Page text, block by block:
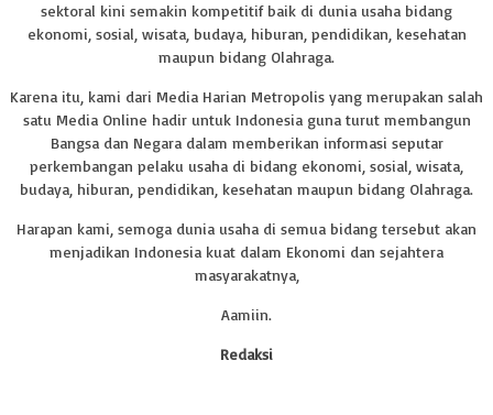
sektoral kini semakin kompetitif baik di dunia usaha bidang
ekonomi, sosial, wisata, budaya, hiburan, pendidikan, kesehatan
maupun bidang Olahraga.
Karena itu, kami dari Media Harian Metropolis yang merupakan salah
satu Media Online hadir untuk Indonesia guna turut membangun
Bangsa dan Negara dalam memberikan informasi seputar
perkembangan pelaku usaha di bidang ekonomi, sosial, wisata,
budaya, hiburan, pendidikan, kesehatan maupun bidang Olahraga.
Harapan kami, semoga dunia usaha di semua bidang tersebut akan
menjadikan Indonesia kuat dalam Ekonomi dan sejahtera
masyarakatnya,
Aamiin.
Redaksi